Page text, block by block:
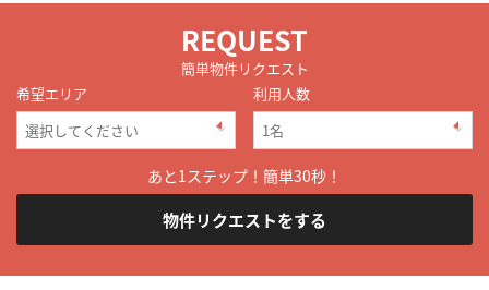
REQUEST
簡単物件リクエスト
希望エリア
利用人数
あと1ステップ！簡単30秒！
物件リクエストをする